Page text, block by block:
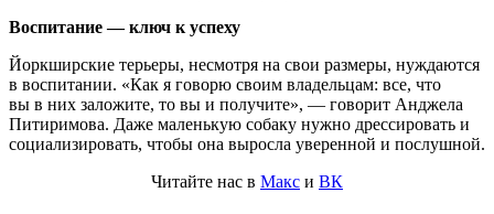
Воспитание — ключ к успеху
Йоркширские терьеры, несмотря на свои размеры, нуждаются
в воспитании. «Как я говорю своим владельцам: все, что
вы в них заложите, то вы и получите», — говорит Анджела
Питиримова. Даже маленькую собаку нужно дрессировать и
социализировать, чтобы она выросла уверенной и послушной.
Читайте нас в Макс и ВК